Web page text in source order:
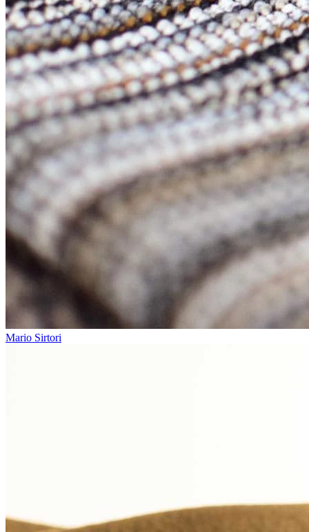
Mario Sirtori